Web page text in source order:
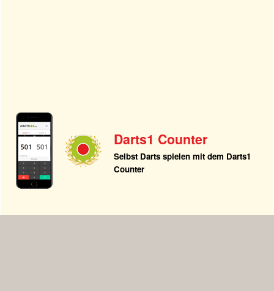
Darts1 Counter
Selbst Darts spielen mit dem Darts1
Counter